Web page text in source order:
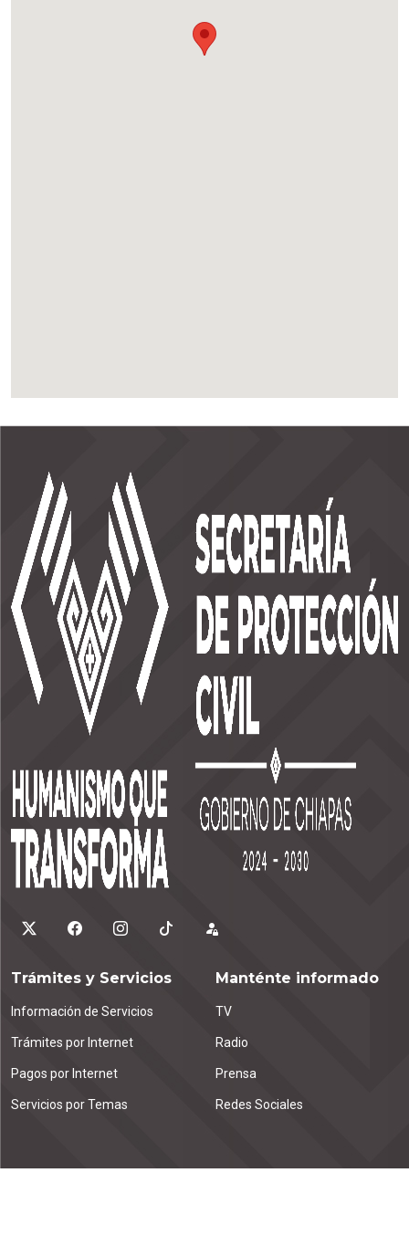
Trámites y Servicios
Información de Servicios
Trámites por Internet
Pagos por Internet
Servicios por Temas
Manténte informado
TV
Radio
Prensa
Redes Sociales